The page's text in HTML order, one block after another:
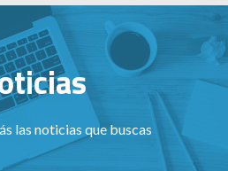
las noticias que buscas